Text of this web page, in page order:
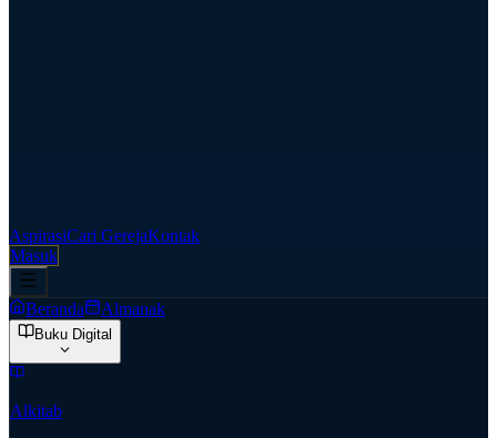
AspirasiCari GerejaKontak
Masuk
Beranda Almanak
Buku Digital
Alkitab